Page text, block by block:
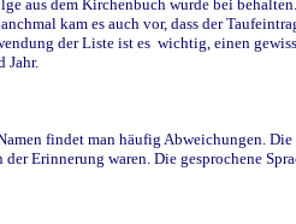
aus dem Kirchenbuch wurde bei
kam es auch vor, dass der
der Liste ist es wichtig, einen
Jahr.
findet man häufig Abweichungen.
der Erinnerung waren. Die gesprochene